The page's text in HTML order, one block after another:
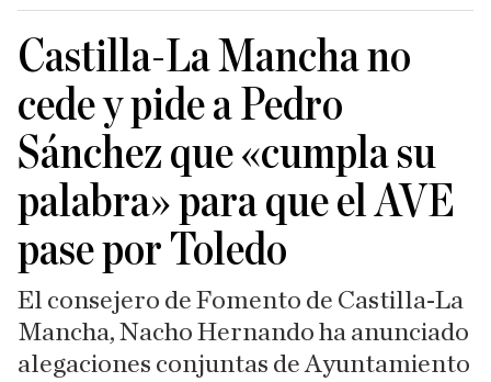
Castilla-La Mancha no
cede y pide a Pedro
Sánchez que «cumpla su
palabra» para que el AVE
pase por Toledo
El consejero de Fomento de Castilla-La
Mancha, Nacho Hernando ha anunciado
alegaciones conjuntas de Ayuntamiento